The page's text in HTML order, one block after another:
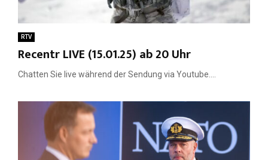
RTV
Recentr LIVE (15.01.25) ab 20 Uhr
Chatten Sie live während der Sendung via Youtube....